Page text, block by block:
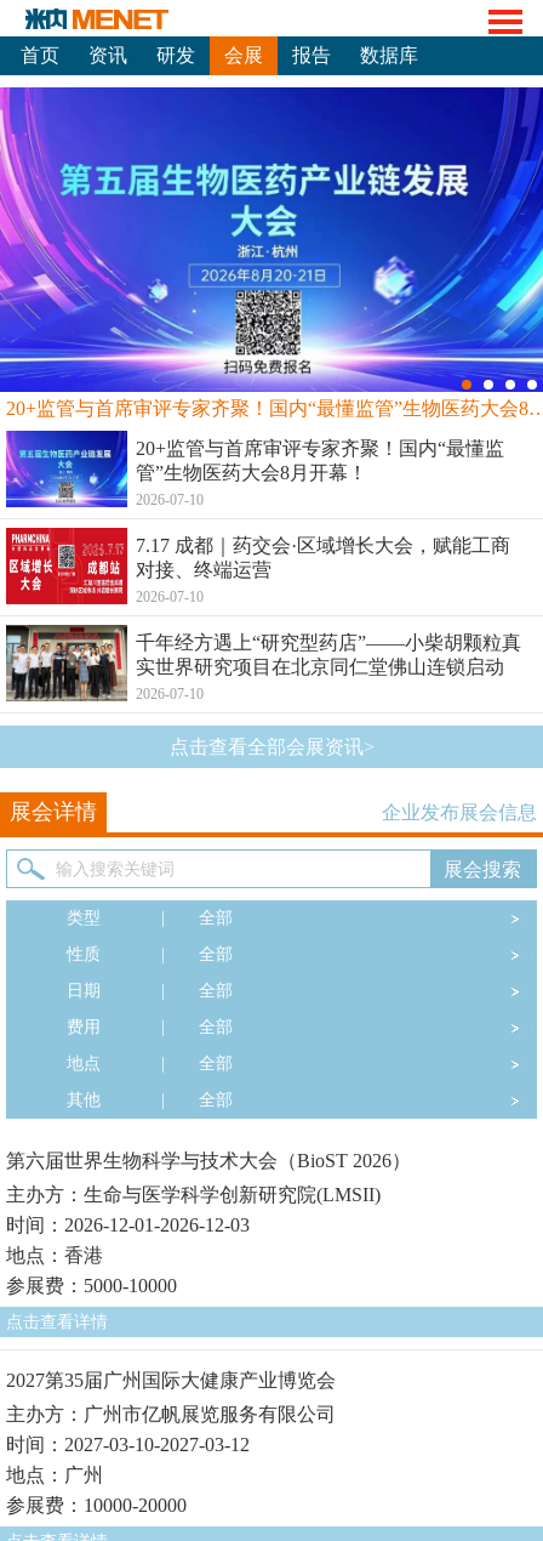
首页 资讯 研发 会展 报告 数据库
20+监管与首席审评专家齐聚！国内“最
20+监管与首席审评专家齐聚！国内“最懂监
管”生物医药大会8月开幕！
2026-07-10
7.17 成都｜药交会·区域增长大会，赋能工商
对接、终端运营
2026-07-10
千年经方遇上“研究型药店”——小柴胡颗粒真
实世界研究项目在北京同仁堂佛山连锁启动
2026-07-10
点击查看全部会展资讯>
展会详情 企业发布展会信息
类型
全部
性质
全部
日期
全部
费用
全部
地点
全部
其他
全部
第六届世界生物科学与技术大会（BioST 2026）
主办方：生命与医学科学创新研究院(LMSII)
时间：2026-12-01-2026-12-03
地点：香港
参展费：5000-10000
点击查看详情
2027第35届广州国际大健康产业博览会
主办方：广州市亿帆展览服务有限公司
时间：2027-03-10-2027-03-12
地点：广州
参展费：10000-20000